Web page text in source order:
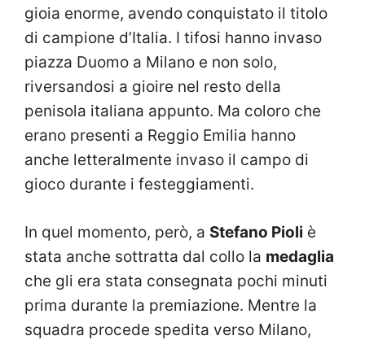
gioia enorme, avendo conquistato il titolo
di campione d’Italia. I tifosi hanno invaso
piazza Duomo a Milano e non solo,
riversandosi a gioire nel resto della
penisola italiana appunto. Ma coloro che
erano presenti a Reggio Emilia hanno
anche letteralmente invaso il campo di
gioco durante i festeggiamenti.
In quel momento, però, a Stefano Pioli è
stata anche sottratta dal collo la medaglia
che gli era stata consegnata pochi minuti
prima durante la premiazione. Mentre la
squadra procede spedita verso Milano,